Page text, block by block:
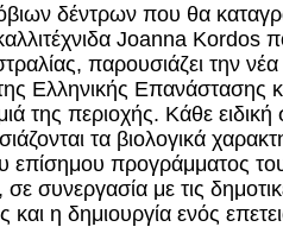
δέντρων που θα
Joanna
παρουσιάζει την
Ελληνικής Επανάστασης
της περιοχής. Κάθε
τα βιολογικά
επίσημου προγράμματος
συνεργασία με τις
η δημιουργία ενός